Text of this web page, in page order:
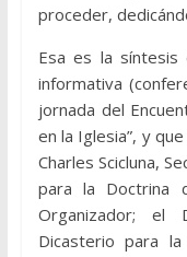
proceder,
Esa es la
informativa
jornada del
en la Iglesia”, y
Charles Scicluna,
para la Doctrina
Organizador; el
Dicasterio para la